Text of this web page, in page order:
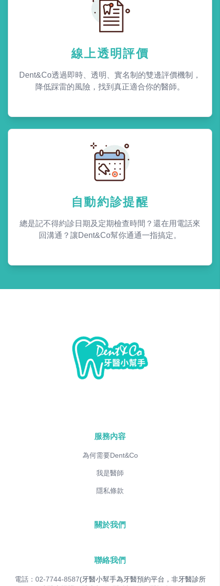
線上透明評價
Dent&Co透過即時、透明、實名制的雙邊評價機制，
降低踩雷的風險，找到真正適合你的醫師。
自動約診提醒
總是記不得約診日期及定期檢查時間？還在用電話來
回溝通？讓Dent&Co幫你通通一指搞定。
服務內容
為何需要Dent&Co
我是醫師
隱私條款
關於我們
聯絡我們
電話：02-7744-8587(牙醫小幫手為牙醫預約平台，非牙醫診所